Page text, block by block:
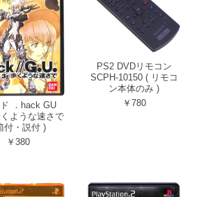
．hack GU
ような速さで
付・説付 )
￥380
PS2 DVDリモコン
SCPH-10150 ( リモコ
ン本体のみ )
￥780